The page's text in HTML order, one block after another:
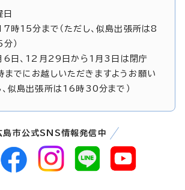
日
時15分まで（ただし、似島出張所は8
）
6日、12月29日から1月3日は閉庁
までにお越しいただきますようお願い
、似島出張所は16時30分まで）
島市公式SNS情報発信中